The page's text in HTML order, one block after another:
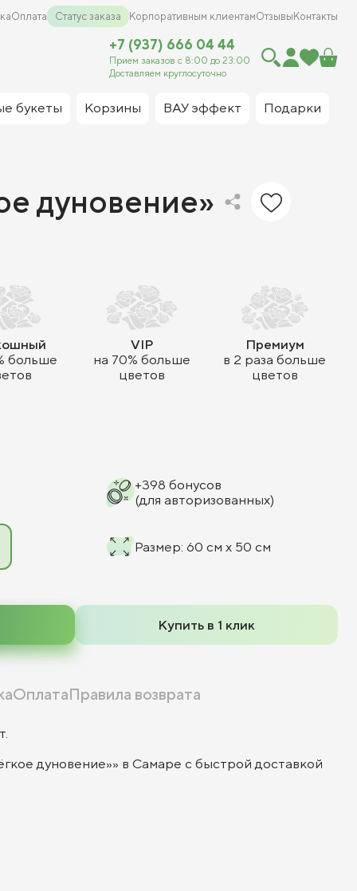
Оплата Статус заказа Корпоративным клиентамОтзывы Контакты
+7 (937) 666 04 44
Прием заказов с 8:00 до 23:00
Доставляем круглосуточно
букеты Корзины ВАУ эффект Подарки
дуновение»
больше
VIP
на 70% больше
цветов
Премиум
в 2 раза больше
цветов
+398 бонусов
(для авторизованных)
Размер: 60 см x 50 см
Купить в 1 клик
ОплатаПравила возврата
дуновение»» в Самаре с быстрой доставкой